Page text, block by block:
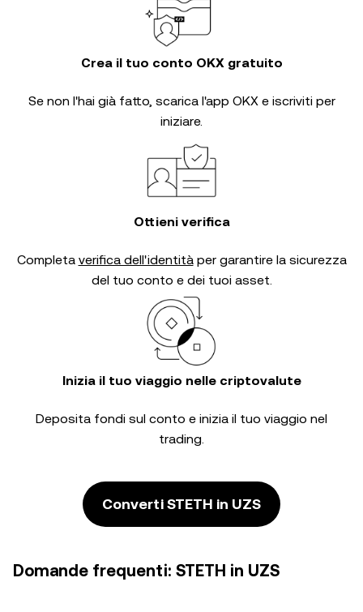
Crea il tuo conto OKX gratuito
Se non l'hai già fatto, scarica l'app OKX e iscriviti per
iniziare.
Ottieni verifica
Completa verifica dell'identitàper garantire la sicurezza
del tuo conto e dei tuoi asset.
Inizia il tuo viaggio nelle criptovalute
Deposita fondi sul conto e inizia il tuo viaggio nel
trading.
Converti STETH in UZS
Domande frequenti: STETH in UZS